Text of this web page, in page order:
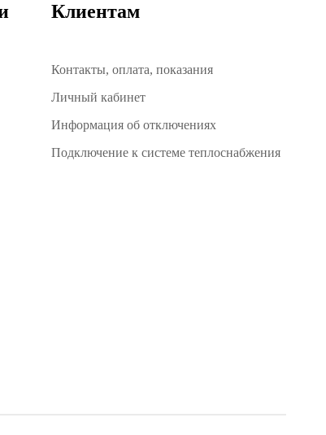
Клиентам
Контакты, оплата, показания
Личный кабинет
Информация об отключениях
Подключение к системе теплоснабжения